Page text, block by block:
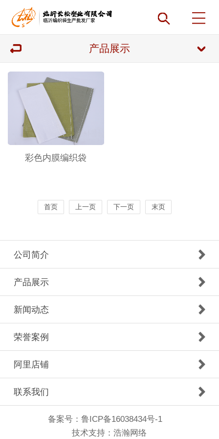
产品展示
彩色内膜编织袋
首页 上一页 下一页 末页
公司简介
产品展示
新闻动态
荣誉案例
阿里店铺
联系我们
备案号：鲁ICP备16038434号-1
技术支持：浩瀚网络